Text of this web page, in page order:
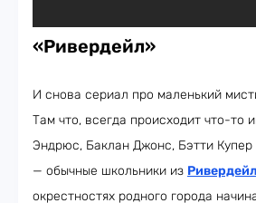
«Ривердейл»
И снова сериал про маленький
Там что, всегда происходит что-то
Эндрюс, Баклан Джонс, Бэтти
— обычные школьники из
окрестностях родного города